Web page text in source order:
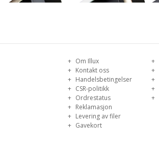
Om Illux
Kontakt oss
Handelsbetingelser
CSR-politikk
Ordrestatus
Reklamasjon
Levering av filer
Gavekort